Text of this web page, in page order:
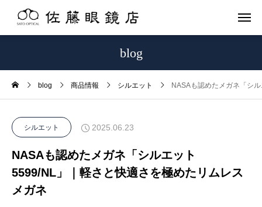
blog
blog 商品情報 シルエット NASAも認めたメガネ「シ
シルエット 2025.06.23
NASAも認めたメガネ「シルエット
5599/NL」｜軽さと快適さを極めたリムレス
メガネ